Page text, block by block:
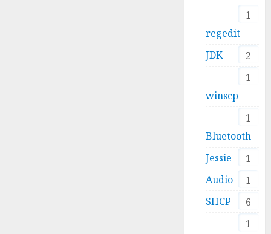
1
regedit
2
JDK
1
winscp
1
Bluetooth
1
Jessie
1
Audio
6
SHCP
1